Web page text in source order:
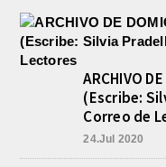
ARCHIVO
(Escribe:
Correo de
24.Jul 2020